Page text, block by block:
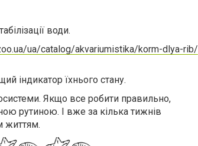
води.
ua/catalog/akvariumistika/korm-dlya-rib/
індикатор їхнього стану.
Якщо все робити правильно,
рутиною. І вже за кілька тижнів
життям.